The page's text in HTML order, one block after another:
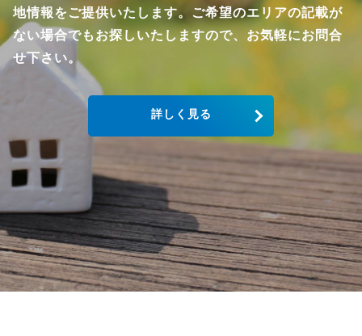
地情報をご提供いたします。ご希望のエリアの記載が
ない場合でもお探しいたしますので、お気軽にお問合
せ下さい。
詳しく見る